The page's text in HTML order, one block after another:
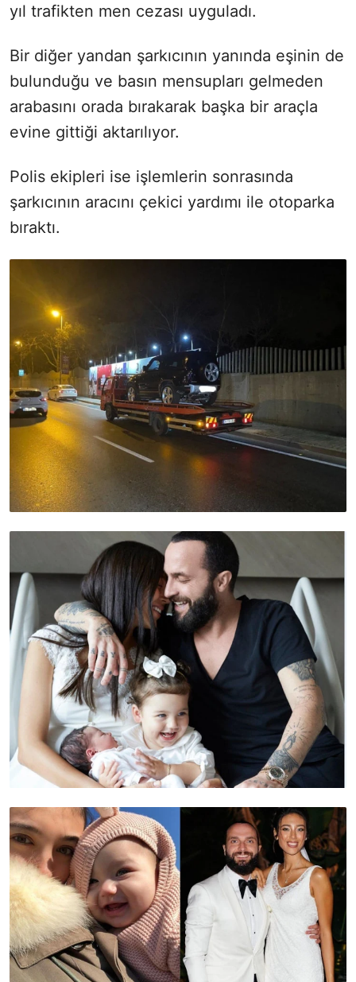
yıl trafikten men cezası uyguladı.
Bir diğer yandan şarkıcının yanında eşinin de
bulunduğu ve basın mensupları gelmeden
arabasını orada bırakarak başka bir araçla
evine gittiği aktarılıyor.
Polis ekipleri ise işlemlerin sonrasında
şarkıcının aracını çekici yardımı ile otoparka
bıraktı.